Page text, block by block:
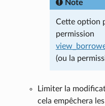
Note
Cette option
permission
(ou la
Limiter la
cela empêchera